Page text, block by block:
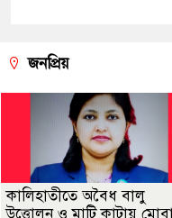
জনপ্রিয়
কালিহাতীতে অবৈধ বালু
উত্তোলন ও মাটি কাটায়